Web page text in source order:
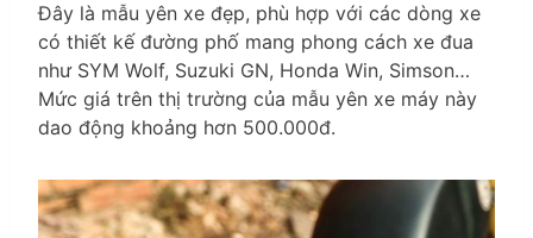
Đây là mẫu yên xe đẹp, phù hợp với các dòng xe
có thiết kế đường phố mang phong cách xe đua
như SYM Wolf, Suzuki GN, Honda Win, Simson…
Mức giá trên thị trường của mẫu yên xe máy này
dao động khoảng hơn 500.000đ.